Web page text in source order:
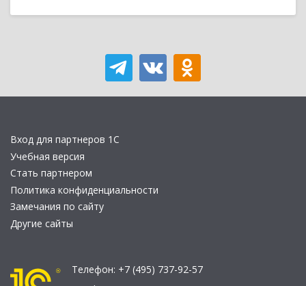
Вход для партнеров 1С
Учебная версия
Стать партнером
Политика конфиденциальности
Замечания по сайту
Другие сайты
Телефон: +7 (495) 737-92-57